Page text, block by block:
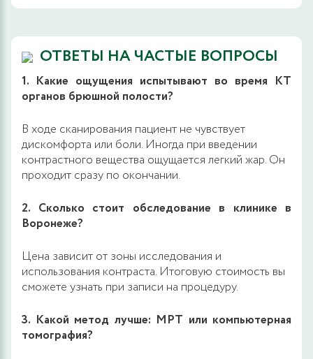
ОТВЕТЫ НА ЧАСТЫЕ ВОПРОСЫ
1. Какие ощущения испытывают во время КТ
органов брюшной полости?
В ходе сканирования пациент не чувствует
дискомфорта или боли. Иногда при введении
контрастного вещества ощущается легкий жар. Он
проходит сразу по окончании.
2. Сколько стоит обследование в клинике в
Воронеже?
Цена зависит от зоны исследования и
использования контраста. Итоговую стоимость вы
сможете узнать при записи на процедуру.
3. Какой метод лучше: МРТ или компьютерная
томография?